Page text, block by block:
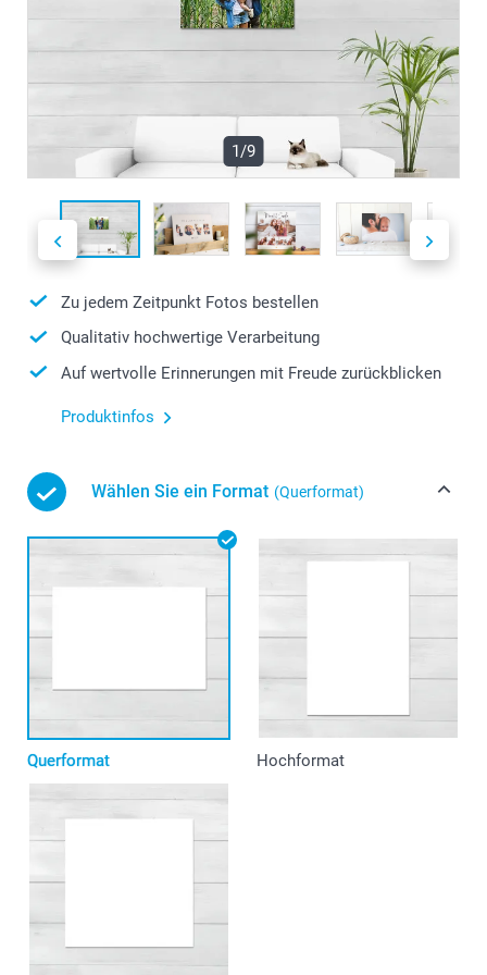
1/9
Zu jedem Zeitpunkt Fotos bestellen
Qualitativ hochwertige Verarbeitung
Auf wertvolle Erinnerungen mit Freude zurückblicken
Produktinfos
Wählen Sie ein Format (Querformat)
Querformat Hochformat